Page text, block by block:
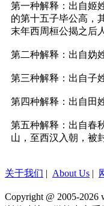
第一种解释：出自姬
的第十五子毕公高，
末年西周桓公揭之后
第二种解释：出自妫
第三种解释：出自子
第四种解释：出自田
第五种解释：出自春
山，至西汉入朝，被
关于我们 | About Us |
Copyright @ 2005-